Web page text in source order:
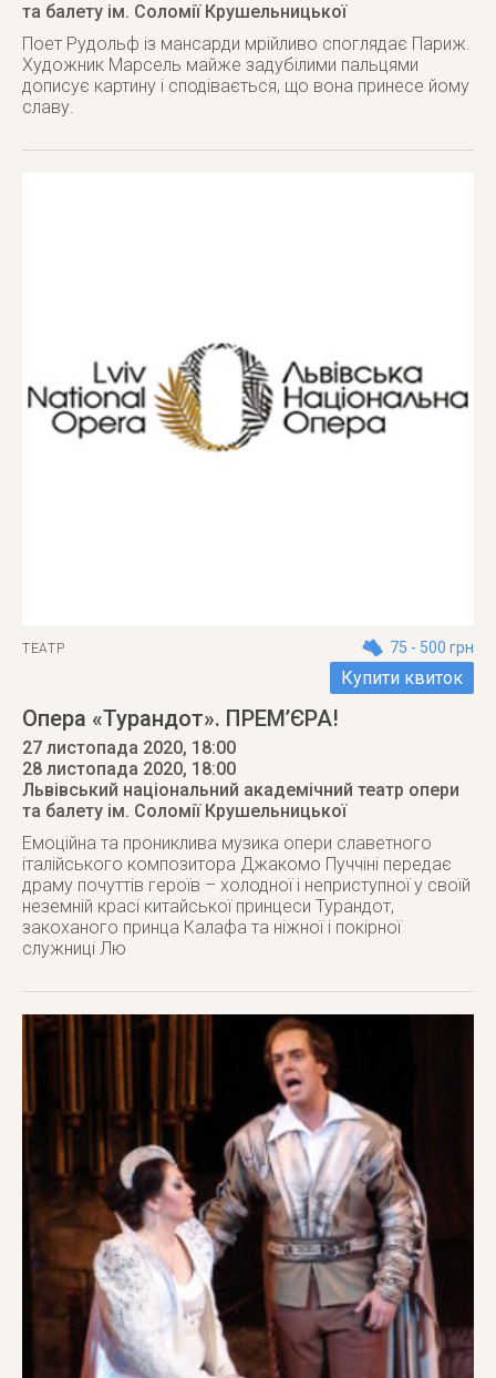
та балету ім. Соломії Крушельницької
Поет Рудольф із мансарди мрійливо споглядає Париж.
Художник Марсель майже задубілими пальцями
дописує картину і сподівається, що вона принесе йому
славу.
ТЕАТР 75 - 500 грн
Купити квиток
Опера «Турандот». ПРЕМ’ЄРА!
27 листопада 2020, 18:00
28 листопада 2020, 18:00
Львівський національний академічний театр опери
та балету ім. Соломії Крушельницької
Емоційна та прониклива музика опери славетного
італійського композитора Джакомо Пуччіні передає
драму почуттів героїв – холодної і неприступної у своїй
неземній красі китайської принцеси Турандот,
закоханого принца Калафа та ніжної і покірної
служниці Лю